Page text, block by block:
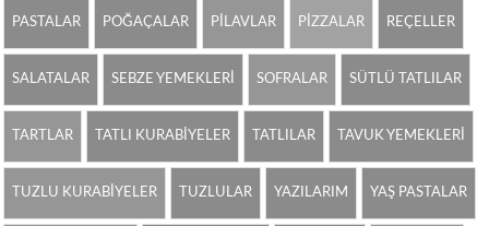
PASTALAR POĞAÇALAR PİLAVLAR PİZZALAR REÇELLER
SALATALAR SEBZE YEMEKLERİ SOFRALAR SÜTLÜ TATLILAR
TARTLAR TATLI KURABİYELER TATLILAR TAVUK YEMEKLERİ
TUZLU KURABİYELER TUZLULAR YAZILARIM YAŞ PASTALAR